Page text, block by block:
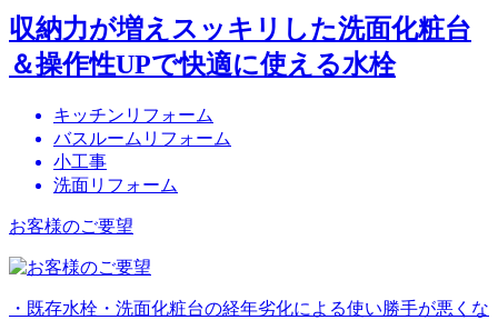
収納力が増えスッキリした洗面化粧台
＆操作性UPで快適に使える水栓
キッチンリフォーム
バスルームリフォーム
小工事
洗面リフォーム
お客様のご要望
・既存水栓・洗面化粧台の経年劣化による使い勝手が悪くな